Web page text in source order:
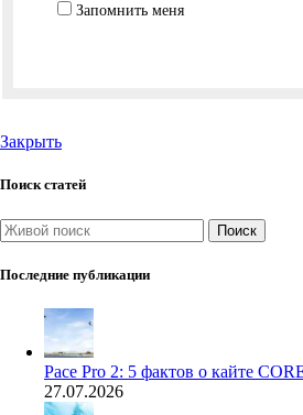
Запомнить меня
Закрыть
Поиск статей
Поиск
Последние публикации
Pace Pro 2: 5 фактов о кайте
27.07.2026